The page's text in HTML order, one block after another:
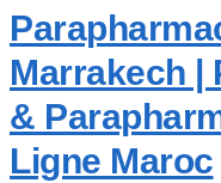
Marrakech |
&
Ligne Maroc